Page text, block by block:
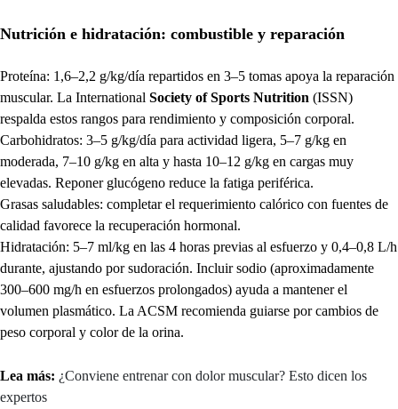
Nutrición e hidratación: combustible y reparación
Proteína: 1,6–2,2 g/kg/día repartidos en 3–5 tomas apoya la reparación
muscular. La International Society of Sports Nutrition (ISSN)
respalda estos rangos para rendimiento y composición corporal.
Carbohidratos: 3–5 g/kg/día para actividad ligera, 5–7 g/kg en
moderada, 7–10 g/kg en alta y hasta 10–12 g/kg en cargas muy
elevadas. Reponer glucógeno reduce la fatiga periférica.
Grasas saludables: completar el requerimiento calórico con fuentes de
calidad favorece la recuperación hormonal.
Hidratación: 5–7 ml/kg en las 4 horas previas al esfuerzo y 0,4–0,8 L/h
durante, ajustando por sudoración. Incluir sodio (aproximadamente
300–600 mg/h en esfuerzos prolongados) ayuda a mantener el
volumen plasmático. La ACSM recomienda guiarse por cambios de
peso corporal y color de la orina.
Lea más: ¿Conviene entrenar con dolor muscular? Esto dicen los
expertos